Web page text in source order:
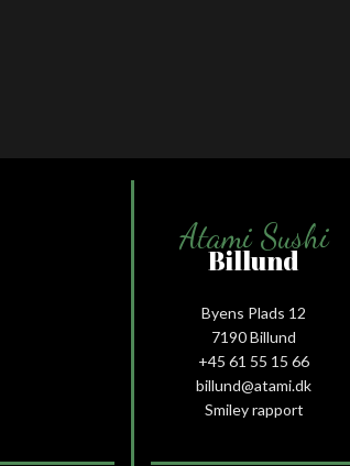
Atami Sushi
Billund
Byens Plads 12
7190 Billund
+45 61 55 15 66‬
billund@atami.dk
Smiley rapport